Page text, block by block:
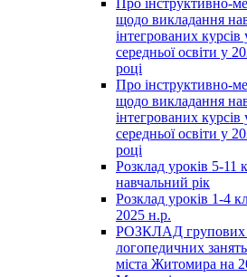
щодо викладання
інтегрованих курсів
середньої освіти у
році
Про інструктивно-
щодо викладання
інтегрованих курсів
середньої освіти у
році
Розклад уроків 5-11
навчальний рік
Розклад уроків 1-4
2025 н.р.
РОЗКЛАД групових
логопедичних
міста Житомира на